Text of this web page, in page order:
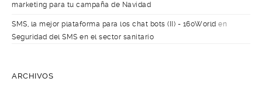
marketing para tu campaña de Navidad
SMS, la mejor plataforma para los chat bots (II) - 160World en
Seguridad del SMS en el sector sanitario
ARCHIVOS